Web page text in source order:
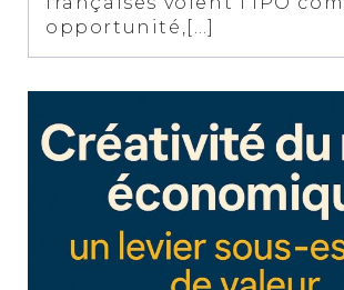
opportunité,[…]